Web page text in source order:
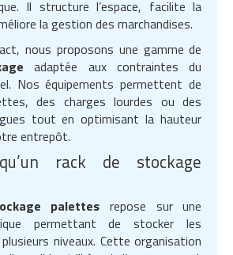
Il structure l’espace, facilite la
la gestion des marchandises.
nous proposons une gamme de
adaptée aux contraintes du
Nos équipements permettent de
des charges lourdes ou des
tout en optimisant la hauteur
entrepôt.
rack de stockage
palettes repose sur une
permettant de stocker les
niveaux. Cette organisation